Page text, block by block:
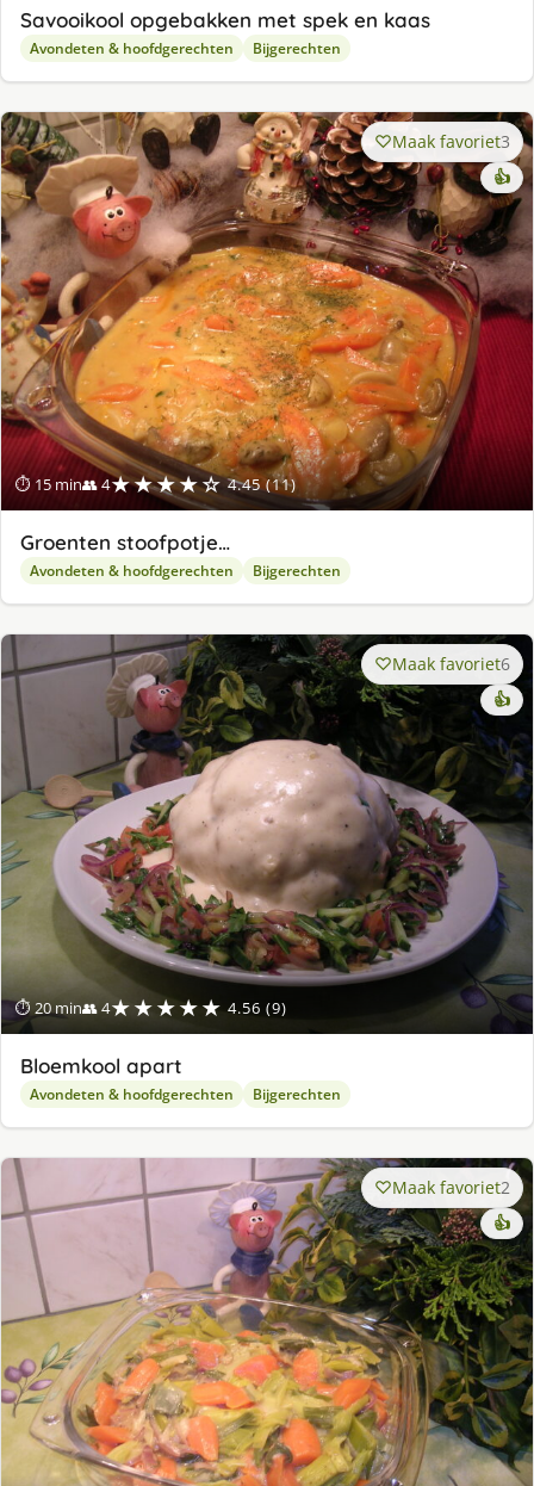
Savooikool opgebakken met spek en kaas
Avondeten & hoofdgerechten Bijgerechten
⏱ 15 min👥 4★★★★☆ 4.45 (11)
Maak favoriet3
👍
Groenten stoofpotje…
Avondeten & hoofdgerechten Bijgerechten
⏱ 20 min👥 4★★★★★ 4.56 (9)
Maak favoriet6
👍
Bloemkool apart
Avondeten & hoofdgerechten Bijgerechten
Maak favoriet2
👍